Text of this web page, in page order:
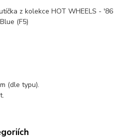
z kolekce HOT WHEELS - '86
(F5)
(dle typu).